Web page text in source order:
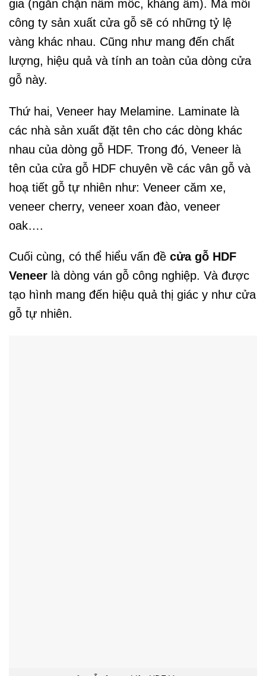
gia (ngăn chặn nấm mốc, kháng ẩm). Mà mỗi
công ty sản xuất cửa gỗ sẽ có những tỷ lệ
vàng khác nhau. Cũng như mang đến chất
lượng, hiệu quả và tính an toàn của dòng cửa
gỗ này.
Thứ hai, Veneer hay Melamine. Laminate là
các nhà sản xuất đặt tên cho các dòng khác
nhau của dòng gỗ HDF. Trong đó, Veneer là
tên của cửa gỗ HDF chuyên về các vân gỗ và
hoạ tiết gỗ tự nhiên như: Veneer căm xe,
veneer cherry, veneer xoan đào, veneer
oak….
Cuối cùng, có thể hiểu vấn đề cửa gỗ HDF
Veneer là dòng ván gỗ công nghiệp. Và được
tạo hình mang đến hiệu quả thị giác y như cửa
gỗ tự nhiên.